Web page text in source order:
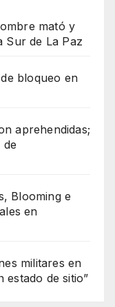
mató y
Sur de La Paz
bloqueo en
aprehendidas;
de
Blooming e
en
militares en
estado de sitio”